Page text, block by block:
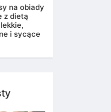
na obiady
z dietą
i sycące